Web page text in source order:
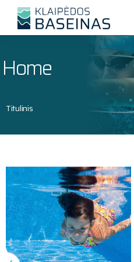
Home
Titulinis